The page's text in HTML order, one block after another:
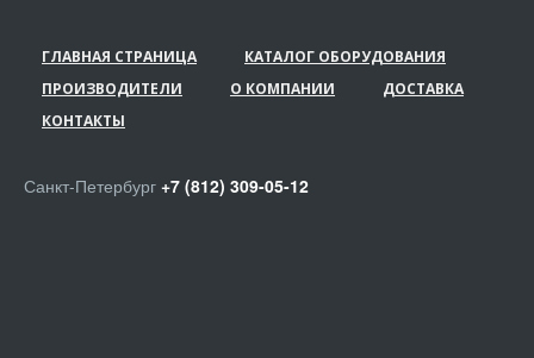
ГЛАВНАЯ СТРАНИЦА
КАТАЛОГ ОБОРУДОВАНИЯ
ПРОИЗВОДИТЕЛИ
О КОМПАНИИ
ДОСТАВКА
КОНТАКТЫ
Санкт-Петербург +7 (812) 309-05-12